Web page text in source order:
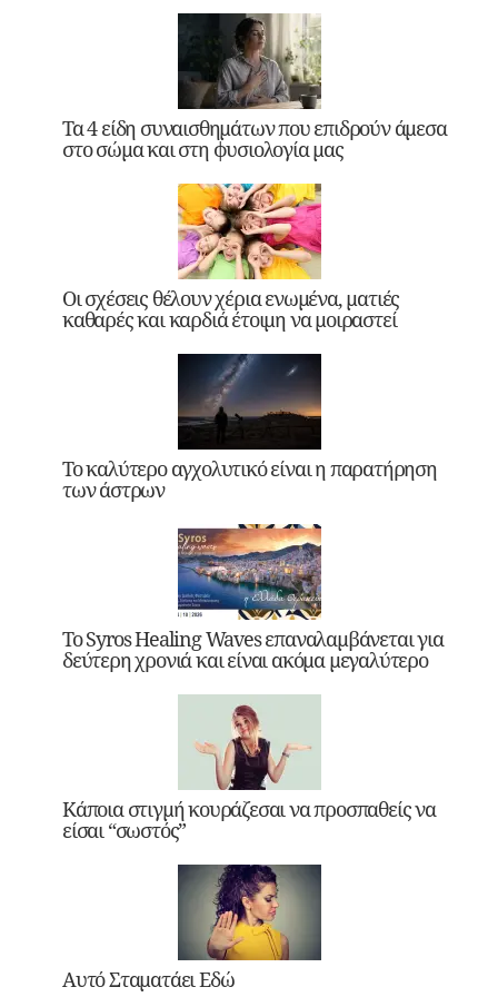
Τα 4 είδη συναισθημάτων που επιδρούν άμεσα
στο σώμα και στη φυσιολογία μας
Οι σχέσεις θέλουν χέρια ενωμένα, ματιές
καθαρές και καρδιά έτοιμη να μοιραστεί
Το καλύτερο αγχολυτικό είναι η παρατήρηση
των άστρων
Το Syros Healing Waves επαναλαμβάνεται για
δεύτερη χρονιά και είναι ακόμα μεγαλύτερο
Κάποια στιγμή κουράζεσαι να προσπαθείς να
είσαι “σωστός”
Αυτό Σταματάει Εδώ